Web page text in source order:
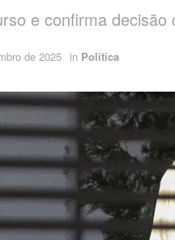
e confirma
de 2025 in Política